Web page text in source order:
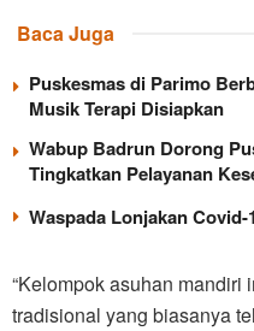
Baca Juga
Puskesmas di Parimo
Musik Terapi Disiapkan
Wabup Badrun Dorong
Tingkatkan Pelayanan
Waspada Lonjakan
“Kelompok asuhan mandiri
tradisional yang biasanya